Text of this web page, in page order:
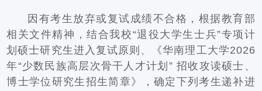
因有考生放弃或复试成绩不合格，根据教育部
相关文件精神，结合我校“退役大学生士兵”专项计
划硕士研究生进入复试原则、《华南理工大学2026
年“少数民族高层次骨干人才计划” 招收攻读硕士、
博士学位研究生招生简章》，确定下列考生递补进